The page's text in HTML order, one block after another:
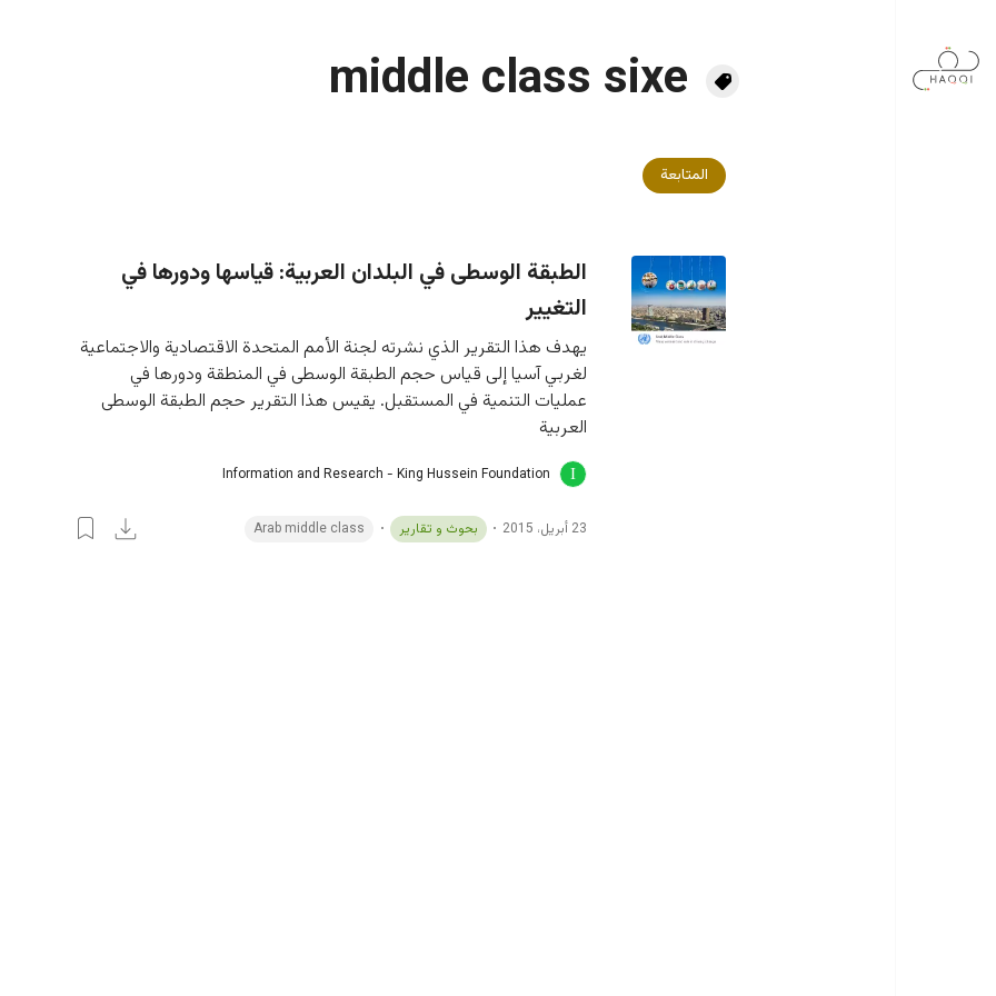
middle class sixe
المتابعة
الطبقة الوسطى في البلدان العربية: قياسها ودورها في
التغيير
يهدف هذا التقرير الذي نشرته لجنة الأمم المتحدة الاقتصادية والاجتماعية
لغربي آسيا إلى قياس حجم الطبقة الوسطى في المنطقة ودورها في
عمليات التنمية في المستقبل. يقيس هذا التقرير حجم الطبقة الوسطى
العربية
Information and Research - King Hussein Foundation
23 أبريل، 2015 بحوث و تقارير Arab middle class